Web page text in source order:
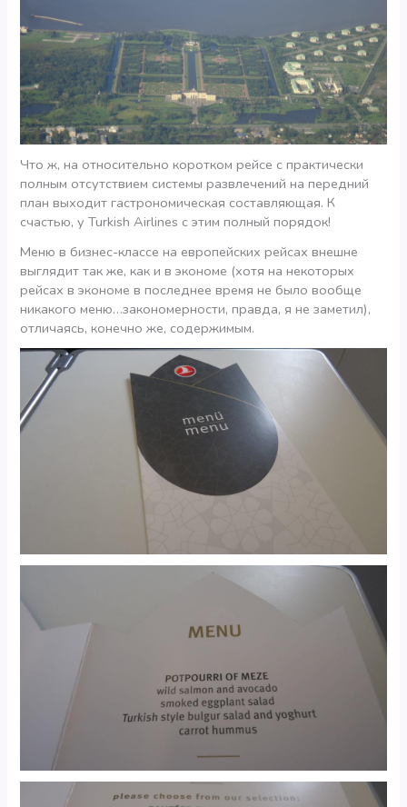
Что ж, на относительно коротком рейсе с практически
полным отсутствием системы развлечений на передний
план выходит гастрономическая составляющая. К
счастью, у Turkish Airlines с этим полный порядок!
Меню в бизнес-классе на европейских рейсах внешне
выглядит так же, как и в экономе (хотя на некоторых
рейсах в экономе в последнее время не было вообще
никакого меню…закономерности, правда, я не заметил),
отличаясь, конечно же, содержимым.